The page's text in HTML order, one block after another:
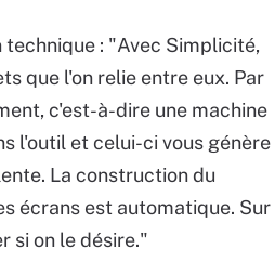
: "Avec Simplicité,
que l'on relie entre eux. Par
c'est-à-dire une machine
l'outil et celui-ci vous génère
La construction du
écrans est automatique. Sur
si on le désire."